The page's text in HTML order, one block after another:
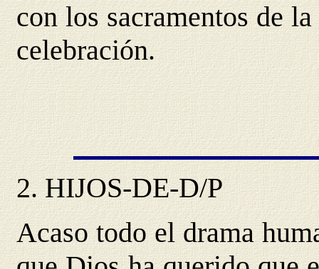
con los sacramentos de
celebración.
2.HIJOS-DE-D/P
Acaso todo el drama